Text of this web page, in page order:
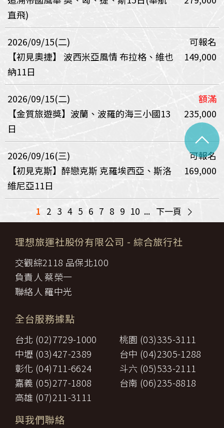
直飛)
2026/09/15(二)
可報名
【初見奧捷】 波西米亞風情 布拉格、維也
納11日
149,000
2026/09/15(二)
額滿
【金質旅遊獎】波蘭、波羅的海三小國13
日
235,000
2026/09/16(三)
可報名
【初見克斯】醉戀克斯 克羅埃西亞、斯洛
維尼亞11日
169,000
1 2 3 4 5 6 7 8 9 10 ... 下一頁 >
理想旅運社股份有限公司 - 綜合旅行社
交觀綜2118 品保北100
負責人 蔡榮一
聯絡人 羅中光
全台服務據點
台北 (02)7729-1000
桃園 (03)335-3111
中壢 (03)427-2389
台中 (04)2305-1288
彰化 (04)711-6624
斗六 (05)533-2111
嘉義 (05)277-1808
台南 (06)235-8818
高雄 (07)211-3111
與我們聯絡
^